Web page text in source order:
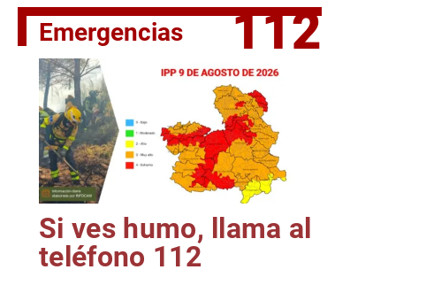
II Vuelta Ciclista CLM LEADER
Emergencias 112
Si ves humo, llama al
teléfono 112